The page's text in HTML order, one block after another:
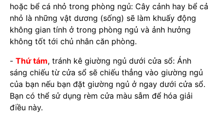
hoặc bể cá nhỏ trong phòng ngủ: Cây cảnh hay bể cả
nhỏ là những vật dương (sống) sẽ làm khuấy động
không gian tính ở trong phòng ngủ và ảnh hưởng
không tốt tới chủ nhân căn phòng.
- Thứ tám, tránh kê giường ngủ dưới cửa sổ: Ánh
sáng chiếu từ cửa sổ sẽ chiếu thẳng vào giường ngủ
của bạn nếu bạn đặt giường ngủ ở ngay dưới cửa sổ.
Bạn có thể sử dụng rèm cửa màu sẫm để hóa giải
điều này.